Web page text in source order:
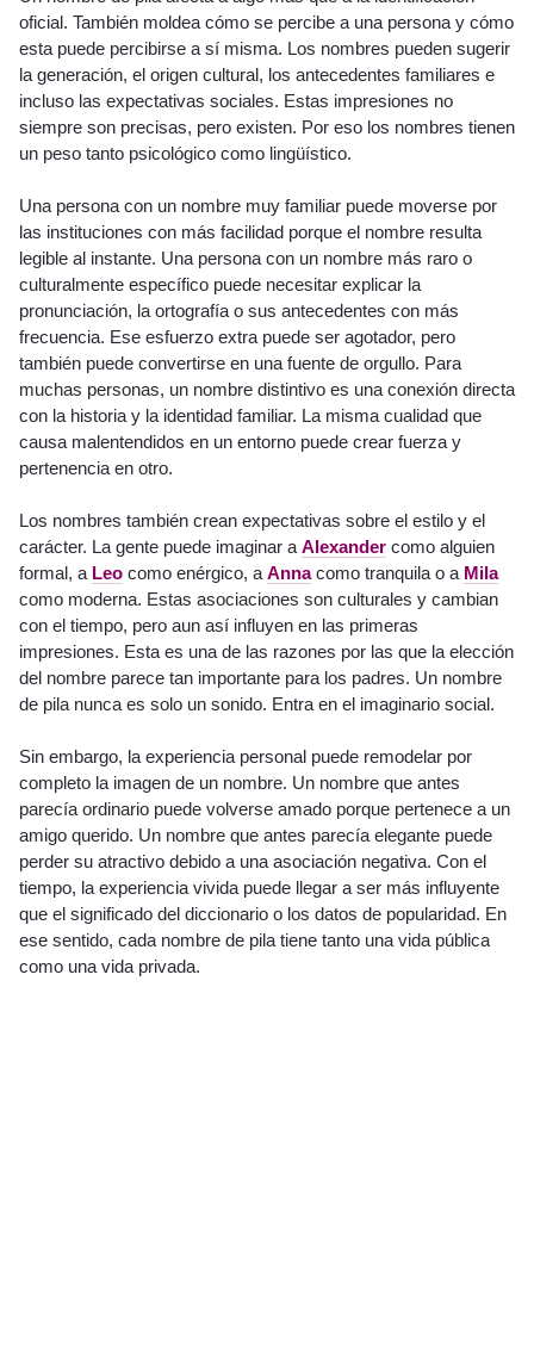
oficial. También moldea cómo se percibe a una persona y cómo
esta puede percibirse a sí misma. Los nombres pueden sugerir
la generación, el origen cultural, los antecedentes familiares e
incluso las expectativas sociales. Estas impresiones no
siempre son precisas, pero existen. Por eso los nombres tienen
un peso tanto psicológico como lingüístico.
Una persona con un nombre muy familiar puede moverse por
las instituciones con más facilidad porque el nombre resulta
legible al instante. Una persona con un nombre más raro o
culturalmente específico puede necesitar explicar la
pronunciación, la ortografía o sus antecedentes con más
frecuencia. Ese esfuerzo extra puede ser agotador, pero
también puede convertirse en una fuente de orgullo. Para
muchas personas, un nombre distintivo es una conexión directa
con la historia y la identidad familiar. La misma cualidad que
causa malentendidos en un entorno puede crear fuerza y
pertenencia en otro.
Los nombres también crean expectativas sobre el estilo y el
carácter. La gente puede imaginar aAlexander como alguien
formal, a Leo como enérgico, aAnnacomo tranquila o a Mila
como moderna. Estas asociaciones son culturales y cambian
con el tiempo, pero aun así influyen en las primeras
impresiones. Esta es una de las razones por las que la elección
del nombre parece tan importante para los padres. Un nombre
de pila nunca es solo un sonido. Entra en el imaginario social.
Sin embargo, la experiencia personal puede remodelar por
completo la imagen de un nombre. Un nombre que antes
parecía ordinario puede volverse amado porque pertenece a un
amigo querido. Un nombre que antes parecía elegante puede
perder su atractivo debido a una asociación negativa. Con el
tiempo, la experiencia vivida puede llegar a ser más influyente
que el significado del diccionario o los datos de popularidad. En
ese sentido, cada nombre de pila tiene tanto una vida pública
como una vida privada.